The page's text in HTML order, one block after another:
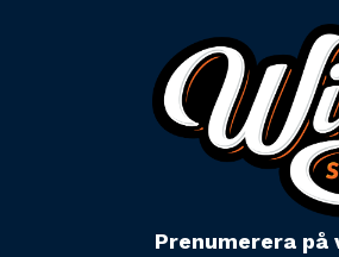
Prenumerera